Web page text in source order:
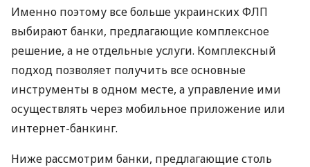
Именно поэтому все больше украинских ФЛП
выбирают банки, предлагающие комплексное
решение, а не отдельные услуги. Комплексный
подход позволяет получить все основные
инструменты в одном месте, а управление ими
осуществлять через мобильное приложение или
интернет-банкинг.
Ниже рассмотрим банки, предлагающие столь